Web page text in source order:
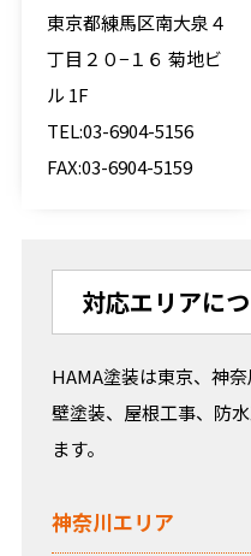
東京都練馬区南大泉４
丁目２０−１６ 菊地ビ
ル 1F
TEL:03-6904-5156
FAX:03-6904-5159
対応エリアに
HAMA塗装は東京、神
壁塗装、屋根工事、防
ます。
神奈川エリア